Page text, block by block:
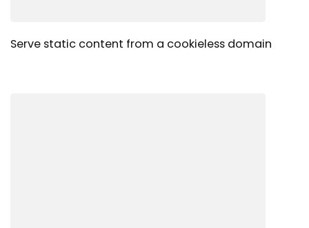
Serve static content from a cookieless domain